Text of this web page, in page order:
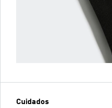
Cuidados